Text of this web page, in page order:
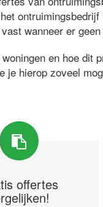
wanneer er
en hoe dit
je hierop zoveel
offertes